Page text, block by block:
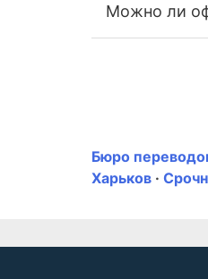
Можно ли
Бюро
Харьков ·